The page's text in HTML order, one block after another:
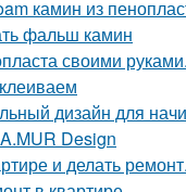
камин из
фальш камин
своими
дизайн для
Design
и делать